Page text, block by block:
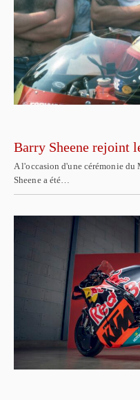
Barry Sheene rejoint
A l'occasion d'une cérémonie du
Sheene a été…